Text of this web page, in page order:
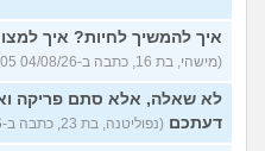
עוד שאלות
איך להמשיך לחיות? איך
(מישהי, בת 16, כתבה ב-04/08/26 13:05)
לא שאלה, אלא סתם פריקה
דעתכם (נפוליטנה, בת 23, כתבה ב-03/08/26 18:04)